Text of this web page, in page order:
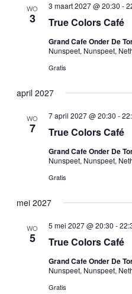
WO
3 True Colors Café
3 maart 2027 @ 20:30 -
Grand Cafe Onder De
Nunspeet, Nunspeet,
Gratis
april 2027
WO
7 True Colors Café
7 april 2027 @ 20:30 -
Grand Cafe Onder De
Nunspeet, Nunspeet,
Gratis
mei 2027
WO
5 True Colors Café
5 mei 2027 @ 20:30 -
Grand Cafe Onder De
Nunspeet, Nunspeet,
Gratis